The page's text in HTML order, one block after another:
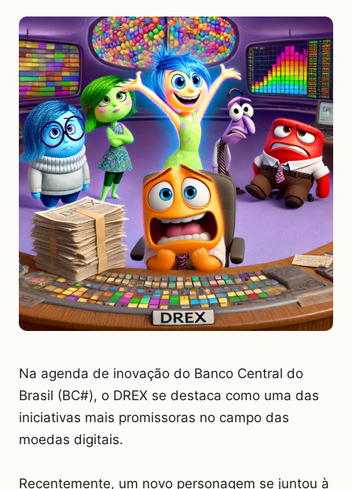
Na agenda de inovação do Banco Central do
Brasil (BC#), o DREX se destaca como uma das
iniciativas mais promissoras no campo das
moedas digitais.
Recentemente, um novo personagem se juntou à